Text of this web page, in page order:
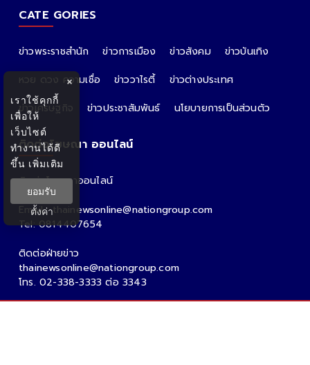
CATE GORIES
ข่าวพระราชสำนัก ข่าวการเมือง ข่าวสังคม
ข่าวบันเทิง
หวย ดวง ความเชื่อ
ข่าววาไรตี้
ข่าวต่างประเทศ
ข่าวเศรษฐกิจ
ข่าวประชาสัมพันธ์ นโยบายการเป็นส่วนตัว
ติดต่อโฆษณา ออนไลน์
ติดต่อโฆษณาออนไลน์
คุณอ้อ
Email : thainewsonline@nationgroup.com
Tel: 0814407654
ติดต่อฝ่ายข่าว
thainewsonline@nationgroup.com
โทร. 02-338-3333 ต่อ 3343
×
เราใช้คุกกี้
เพื่อให้
เว็บไซต์
ทำงานได้ดี
ขึ้น เพิ่มเติม
ยอมรับ
ตั้งค่า